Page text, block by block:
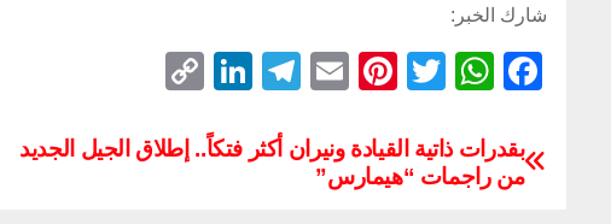
شارك الخبر:
F
c
e
W
at
s
T
tt
er
Pi
er
e
E
ail
T
e
Li
k
p
بقدرات ذاتية القيادة ونيران أكثر فتكاً.. إطلاق الجيل الجديد
من راجمات “هيمارس”